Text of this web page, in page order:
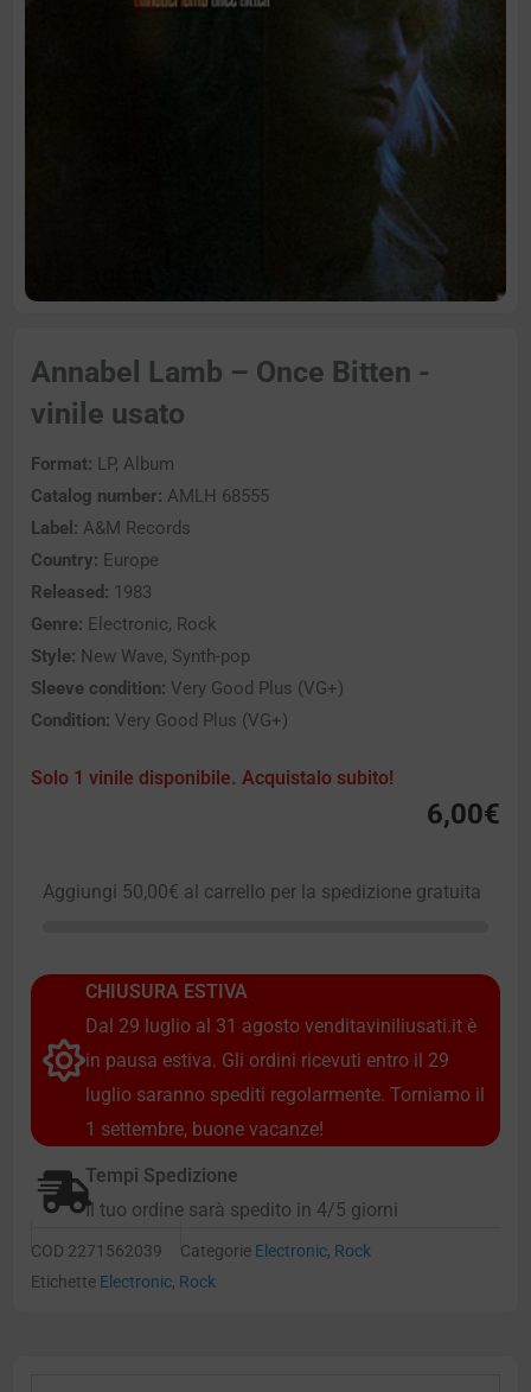
Annabel Lamb – Once Bitten -
vinile usato
Format: LP, Album
Catalog number: AMLH 68555
Label: A&M Records
Country: Europe
Released: 1983
Genre: Electronic, Rock
Style: New Wave, Synth-pop
Sleeve condition: Very Good Plus (VG+)
Condition: Very Good Plus (VG+)
Solo 1 vinile disponibile. Acquistalo subito!
6,00€
Aggiungi 50,00€ al carrello per la spedizione gratuita
CHIUSURA ESTIVA
Dal 29 luglio al 31 agosto venditaviniliusati.it è
in pausa estiva. Gli ordini ricevuti entro il 29
luglio saranno spediti regolarmente. Torniamo il
1 settembre, buone vacanze!
Tempi Spedizione
Il tuo ordine sarà spedito in 4/5 giorni
COD 2271562039 Categorie Electronic, Rock
Etichette Electronic, Rock